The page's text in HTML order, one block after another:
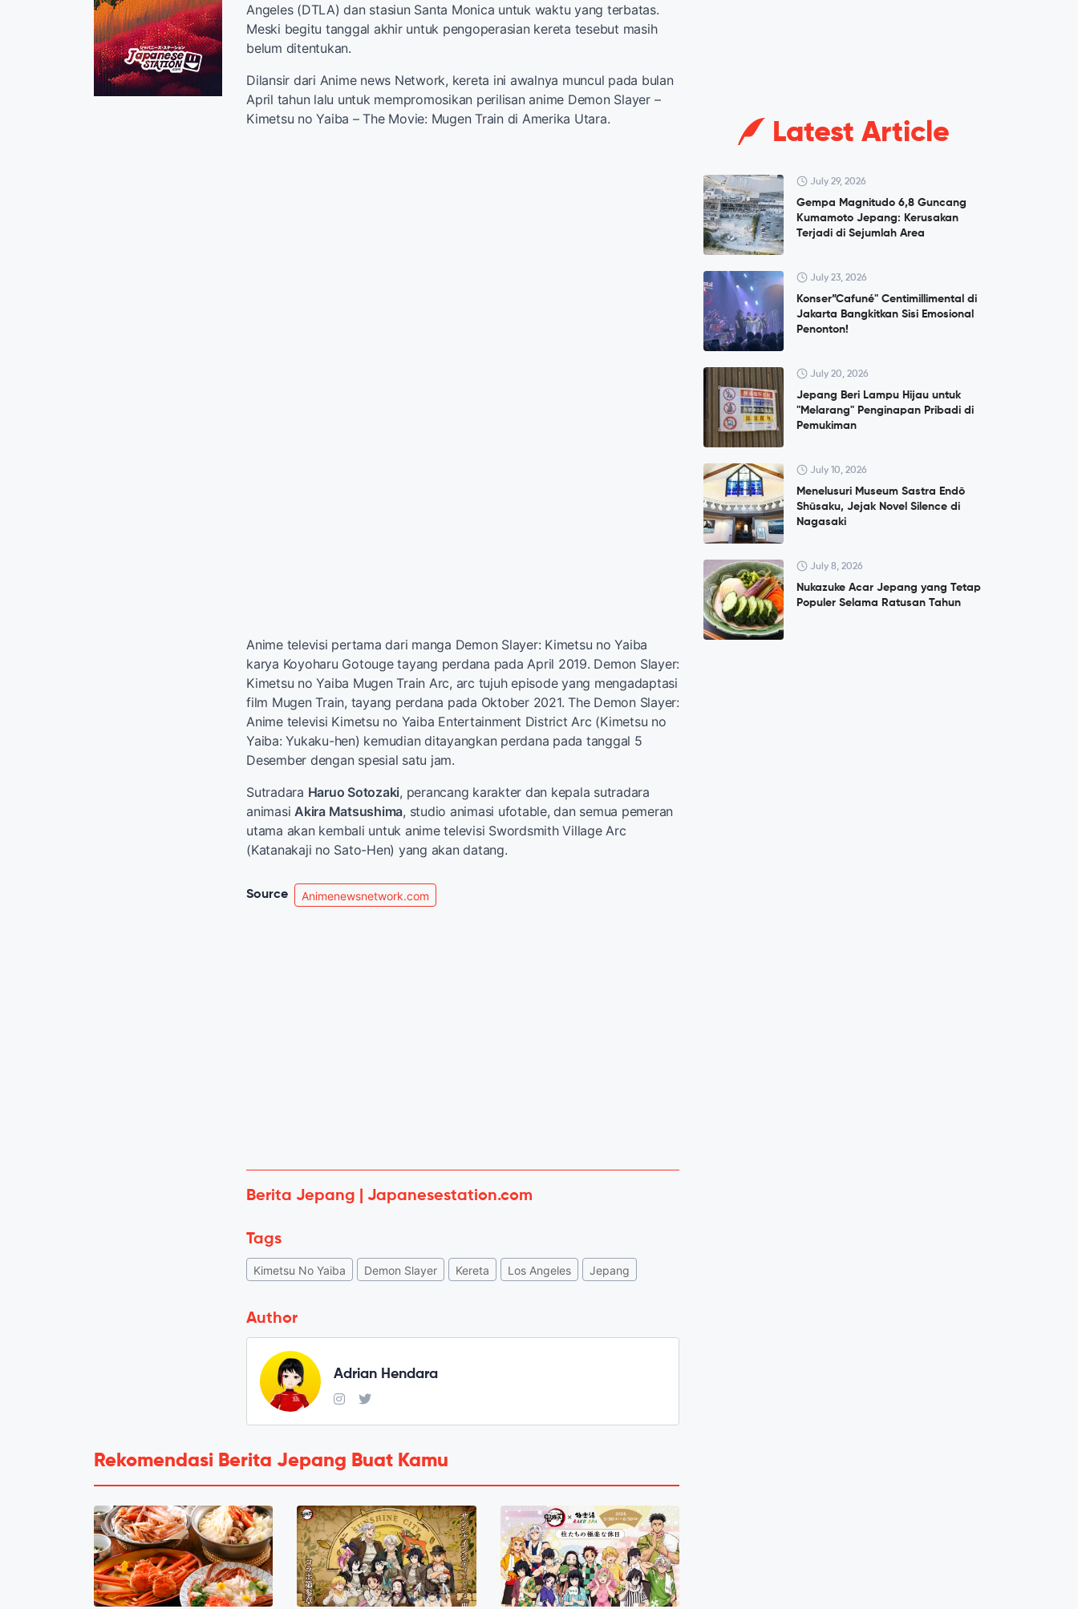
Angeles (DTLA) dan stasiun Santa Monica untuk waktu yang terbatas.
Meski begitu tanggal akhir untuk pengoperasian kereta tesebut masih
belum ditentukan.
Dilansir dari Anime news Network, kereta ini awalnya muncul pada bulan
April tahun lalu untuk mempromosikan perilisan anime Demon Slayer –
Kimetsu no Yaiba – The Movie: Mugen Train di Amerika Utara.
Anime televisi pertama dari manga Demon Slayer: Kimetsu no Yaiba
karya Koyoharu Gotouge tayang perdana pada April 2019. Demon Slayer:
Kimetsu no Yaiba Mugen Train Arc, arc tujuh episode yang mengadaptasi
film Mugen Train, tayang perdana pada Oktober 2021. The Demon Slayer:
Anime televisi Kimetsu no Yaiba Entertainment District Arc (Kimetsu no
Yaiba: Yukaku-hen) kemudian ditayangkan perdana pada tanggal 5
Desember dengan spesial satu jam.
Sutradara Haruo Sotozaki, perancang karakter dan kepala sutradara
animasi Akira Matsushima, studio animasi ufotable, dan semua pemeran
utama akan kembali untuk anime televisi Swordsmith Village Arc
(Katanakaji no Sato-Hen) yang akan datang.
Source Animenewsnetwork.com
Berita Jepang | Japanesestation.com
Tags
Kimetsu No Yaiba Demon Slayer Kereta Los Angeles Jepang
Author
Adrian Hendara
Rekomendasi Berita Jepang Buat Kamu
Latest Article
July 29, 2026
Gempa Magnitudo 6,8 Guncang
Kumamoto Jepang: Kerusakan
Terjadi di Sejumlah Area
July 23, 2026
Konser”Cafuné" Centimillimental di
Jakarta Bangkitkan Sisi Emosional
Penonton!
July 20, 2026
Jepang Beri Lampu Hijau untuk
"Melarang" Penginapan Pribadi di
Pemukiman
July 10, 2026
Menelusuri Museum Sastra Endō
Shūsaku, Jejak Novel Silence di
Nagasaki
July 8, 2026
Nukazuke Acar Jepang yang Tetap
Populer Selama Ratusan Tahun